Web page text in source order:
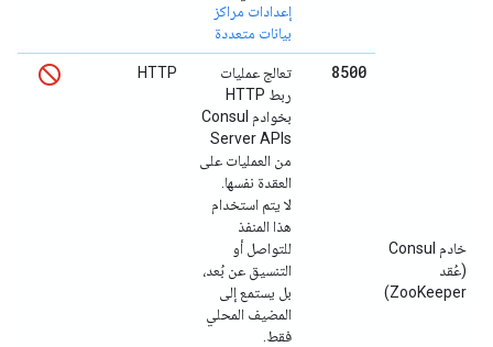
خادم Consul
(عُقد
ZooKeeper)
إعدادات مراكز
بيانات متعددة
8500
تعالج عمليات
ربط HTTP
بخوادم Consul
Server APIs
من العمليات على
العقدة نفسها.
لا يتم استخدام
هذا المنفذ
للتواصل أو
التنسيق عن بُعد،
بل يستمع إلى
المضيف المحلي
فقط.
HTTP